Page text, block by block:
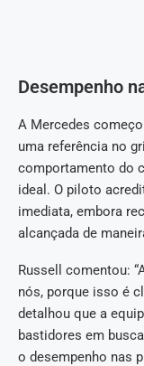
Desempenho
A Mercedes
uma referência no
comportamento do
ideal. O piloto
imediata, embora
alcançada de
Russell comentou:
nós, porque isso é
detalhou que a
bastidores em
o desempenho nas